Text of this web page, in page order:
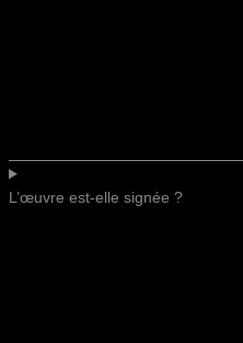
L’œuvre est-elle signée ?